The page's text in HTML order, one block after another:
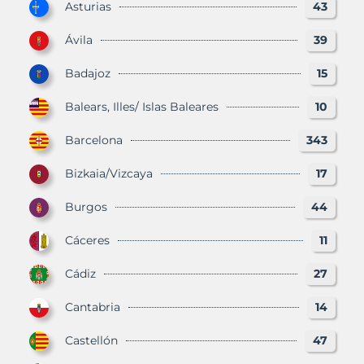
Asturias 43
Ávila 39
Badajoz 15
Balears, Illes/ Islas Baleares 10
Barcelona 343
Bizkaia/Vizcaya 17
Burgos 44
Cáceres 11
Cádiz 27
Cantabria 14
Castellón 47